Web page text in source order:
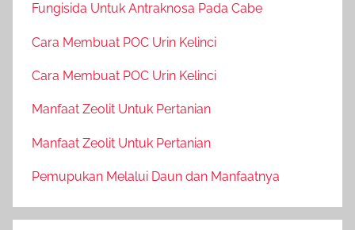
Fungisida Untuk Antraknosa Pada Cabe
Cara Membuat POC Urin Kelinci
Cara Membuat POC Urin Kelinci
Manfaat Zeolit Untuk Pertanian
Manfaat Zeolit Untuk Pertanian
Pemupukan Melalui Daun dan Manfaatnya